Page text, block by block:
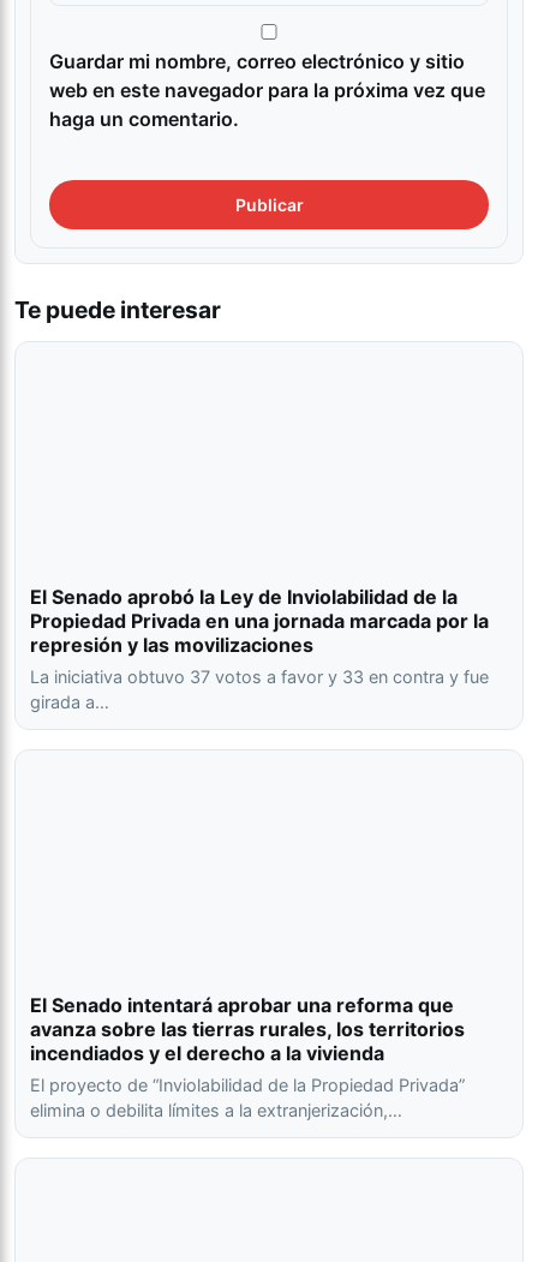
Guardar mi nombre, correo electrónico y sitio
web en este navegador para la próxima vez que
haga un comentario.
Te puede interesar
El Senado aprobó la Ley de Inviolabilidad de la
Propiedad Privada en una jornada marcada por la
represión y las movilizaciones
La iniciativa obtuvo 37 votos a favor y 33 en contra y fue
girada a…
El Senado intentará aprobar una reforma que
avanza sobre las tierras rurales, los territorios
incendiados y el derecho a la vivienda
El proyecto de “Inviolabilidad de la Propiedad Privada”
elimina o debilita límites a la extranjerización,…